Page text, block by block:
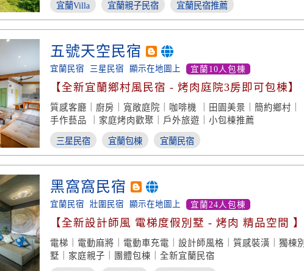
宜蘭Villa 宜蘭親子民宿 宜蘭民宿推薦
五號天空民宿
宜蘭民宿 三星民宿 顯示在地圖上 宜蘭10人包棟
【全新宜蘭鄉村風民宿 - 烤肉庭院3房即可包棟】
質感客廳｜廚房｜寬敞庭院｜咖啡機 ｜田園美景｜簡約鄉村｜
手作藝品 ｜家庭烤肉歡聚｜戶外旅遊｜小包棟推薦
三星民宿 宜蘭包棟 宜蘭民宿
黑窩窩民宿
宜蘭民宿 壯圍民宿 顯示在地圖上 宜蘭24人包棟
【全新設計師風 電梯度假別墅 - 烤肉 精品空間 】
電梯｜電動麻將｜電動車充電｜設計師風格｜質感裝潢｜獨棟別
墅｜家庭親子｜團體包棟｜全新宜蘭民宿